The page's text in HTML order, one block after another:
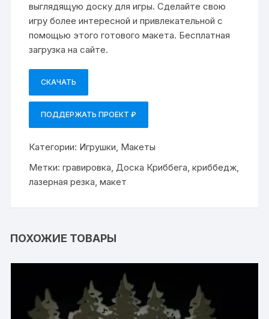
выглядящую доску для игры. Сделайте свою
игру более интересной и привлекательной с
помощью этого готового макета. Бесплатная
загрузка на сайте.
СКАЧАТЬ
ПОДДЕРЖАТЬ ПРОЕКТ ₽
Категории: Игрушки, Макеты
Метки:гравировка,Доска Криббега,криббедж,
лазерная резка,макет
ПОХОЖИЕ ТОВАРЫ